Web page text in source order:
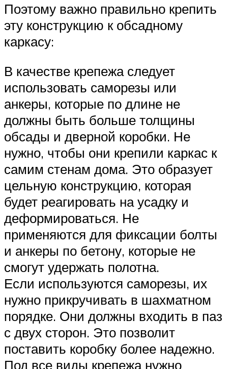
Поэтому важно правильно крепить
эту конструкцию к обсадному
каркасу:
В качестве крепежа следует
использовать саморезы или
анкеры, которые по длине не
должны быть больше толщины
обсады и дверной коробки. Не
нужно, чтобы они крепили каркас к
самим стенам дома. Это образует
цельную конструкцию, которая
будет реагировать на усадку и
деформироваться. Не
применяются для фиксации болты
и анкеры по бетону, которые не
смогут удержать полотна.
Если используются саморезы, их
нужно прикручивать в шахматном
порядке. Они должны входить в паз
с двух сторон. Это позволит
поставить коробку более надежно.
Под все виды крепежа нужно